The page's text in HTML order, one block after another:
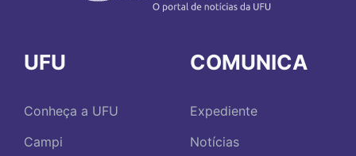
UFU
Conheça a UFU
Campi
COMUNICA
Expediente
Notícias